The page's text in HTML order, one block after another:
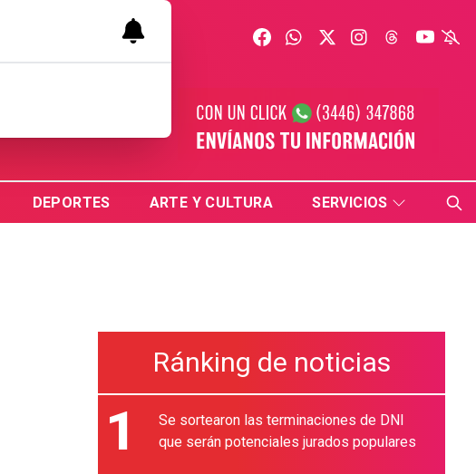
DEPORTES ARTE Y CULTURA SERVICIOS
Ránking de noticias
1
Se sortearon las terminaciones de DNI
que serán potenciales jurados populares